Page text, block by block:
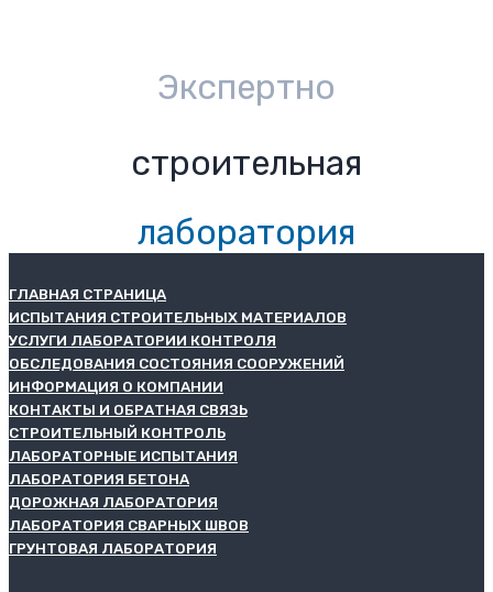
Экспертно
строительная
лаборатория
ГЛАВНАЯ СТРАНИЦА
ИСПЫТАНИЯ СТРОИТЕЛЬНЫХ МАТЕРИАЛОВ
УСЛУГИ ЛАБОРАТОРИИ КОНТРОЛЯ
ОБСЛЕДОВАНИЯ СОСТОЯНИЯ СООРУЖЕНИЙ
ИНФОРМАЦИЯ О КОМПАНИИ
КОНТАКТЫ И ОБРАТНАЯ СВЯЗЬ
СТРОИТЕЛЬНЫЙ КОНТРОЛЬ
ЛАБОРАТОРНЫЕ ИСПЫТАНИЯ
ЛАБОРАТОРИЯ БЕТОНА
ДОРОЖНАЯ ЛАБОРАТОРИЯ
ЛАБОРАТОРИЯ СВАРНЫХ ШВОВ
ГРУНТОВАЯ ЛАБОРАТОРИЯ